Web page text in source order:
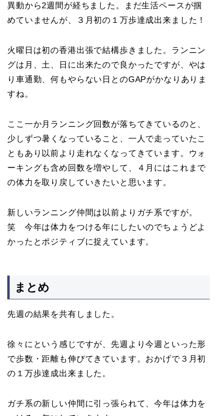
異動から2週間が経ちました。まだ生活ペースが掴
めていませんが、３月初の１万歩達成出来ました！
火曜日は初の香港出張で結構歩きました。ランニン
グは月、土、日に出来たので良かったですが、やは
り車通勤、何もやらない日とのGAPがかなりありま
すね。
ここ一か月ランニング回数が落ちてきているのと、
少しずつ暑くなっていること、一人で走っていたこ
ともあり以前より走れなくなってきています。ウォ
ーキングも含め回数を増やして、４月にはこれまで
の体力を取り戻していきたいと思います。
新しいランニング仲間は以前よりガチ系ですが。
笑 今年は体力をつける年にしたいのでちょうどよ
かったとポジティブに捉えています。
まとめ
先週の結果を共有しました。
徐々にという感じですが、先週より今週といった形
で歩数・距離も伸びてきています。おかげで３月初
の１万歩達成出来ました。
ガチ系の新しい仲間に引っ張られて、今年は体力を